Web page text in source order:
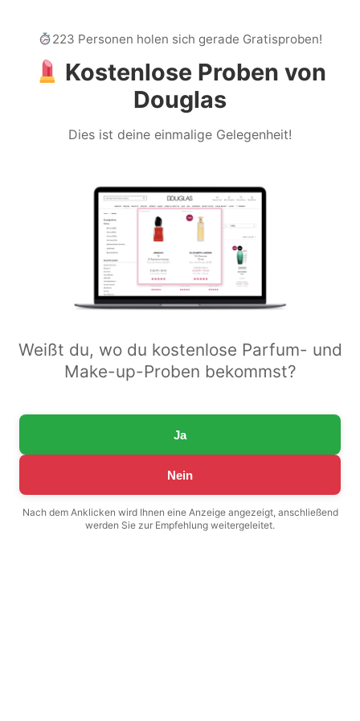
223 Personen holen sich gerade Gratisproben!
Kostenlose Proben von
Douglas
Dies ist deine einmalige Gelegenheit!
Weißt du, wo du kostenlose Parfum- und
Make-up-Proben bekommst?
Ja
Nein
Nach dem Anklicken wird Ihnen eine Anzeige angezeigt, anschließend
werden Sie zur Empfehlung weitergeleitet.